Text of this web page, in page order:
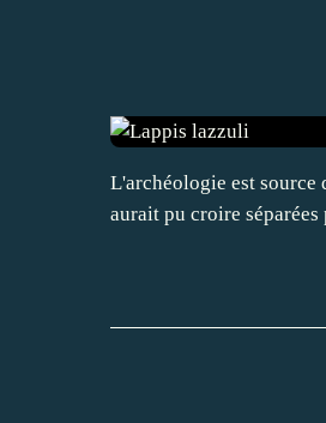
L'archéologie est source
aurait pu croire